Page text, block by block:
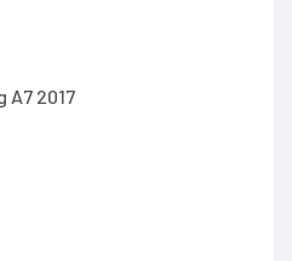
A7 2017